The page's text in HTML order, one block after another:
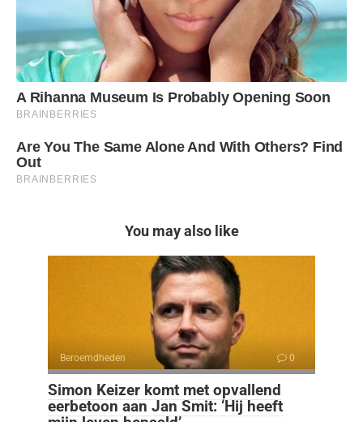
You may also like
Beroemdheden 0
Simon Keizer komt met opvallend
eerbetoon aan Jan Smit: ‘Hij heeft